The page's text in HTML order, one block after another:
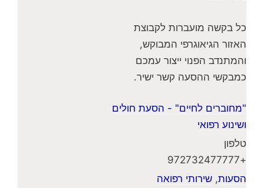
כל בקשה מועברות לקבוצת
האזור הגיאוגרפי המבוקש,
והמתנדב הפנוי ייצור עמכם
כמבקשי ההסעה קשר ישיר.
"מחוברים לחיים" - הסעת חולים
ושינוע רפואי
טלפון
+972732477777
הסעות, שירותי רפואה